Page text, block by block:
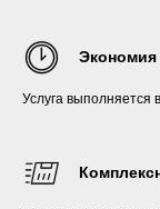
Экономия
Услуга выполняется